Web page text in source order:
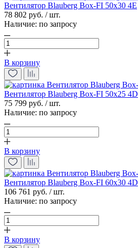
Вентилятор Blauberg Box-FI 50x30 4E
78 802 руб. / шт.
Наличие: по запросу
В корзину
Вентилятор Blauberg Box-FI 50х25 4D
75 799 руб. / шт.
Наличие: по запросу
В корзину
Вентилятор Blauberg Box-FI 60x30 4D
106 761 руб. / шт.
Наличие: по запросу
В корзину